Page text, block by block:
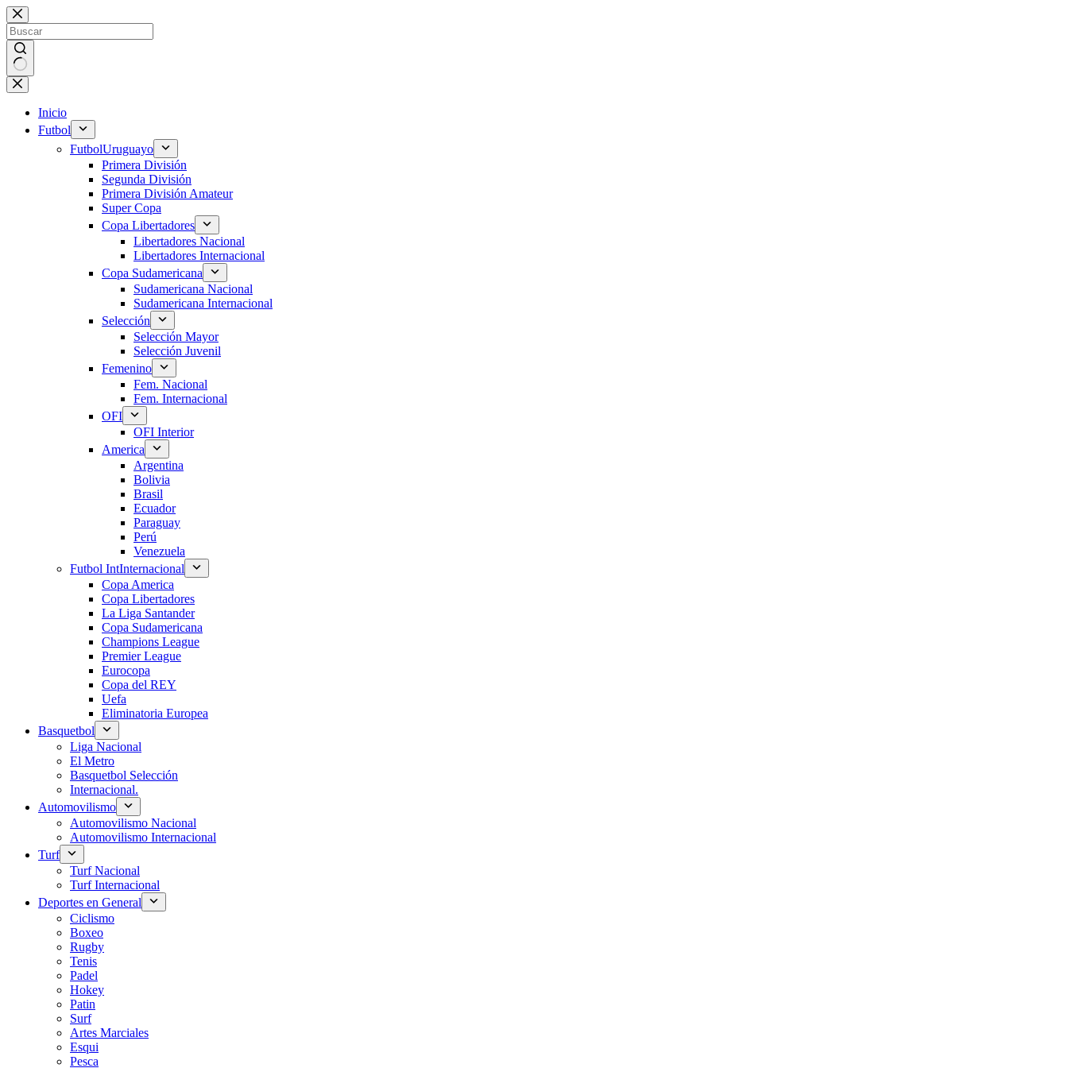
Saltar
al
contenido
Sin
resultados
Inicio
Futbol
FutbolUruguayo
Primera División
Segunda División
Primera División Amateur
Super Copa
Copa Libertadores
Libertadores Nacional
Libertadores Internacional
Copa Sudamericana
Sudamericana Nacional
Sudamericana Internacional
Selección
Selección Mayor
Selección Juvenil
Femenino
Fem. Nacional
Fem. Internacional
OFI
OFI Interior
America
Argentina
Bolivia
Brasil
Ecuador
Paraguay
Perú
Venezuela
Futbol IntInternacional
Copa America
Copa Libertadores
La Liga Santander
Copa Sudamericana
Champions League
Premier League
Eurocopa
Copa del REY
Uefa
Eliminatoria Europea
Basquetbol
Liga Nacional
El Metro
Basquetbol Selección
Internacional.
Automovilismo
Automovilismo Nacional
Automovilismo Internacional
Turf
Turf Nacional
Turf Internacional
Deportes en General
Ciclismo
Boxeo
Rugby
Tenis
Padel
Hokey
Patin
Surf
Artes Marciales
Esqui
Pesca